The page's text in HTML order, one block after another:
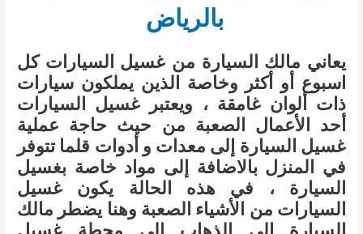
بالرياض
يعاني مالك السيارة من غسيل السيارات كل
اسبوع أو أكثر وخاصة الذين يملكون سيارات
ذات ألوان غامقة ، ويعتبر غسيل السيارات
أحد الأعمال الصعبة من حيث حاجة عملية
غسيل السيارة إلى معدات و أدوات قلما تتوفر
في المنزل بالاضافة إلى مواد خاصة بغسيل
السيارة ، في هذه الحالة يكون غسيل
السيارات من الأشياء الصعبة وهنا يضطر مالك